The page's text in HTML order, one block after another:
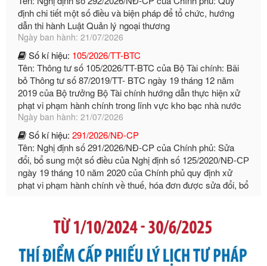
Số kí hiệu:105/2026/TT-BTC
Tên: Thông tư số 105/2026/TT-BTC của Bộ Tài chính: Bãi
bỏ Thông tư số 87/2019/TT- BТC ngày 19 tháng 12 năm
2019 của Bộ trưởng Bộ Tài chính hướng dẫn thực hiện xử
phạt vi phạm hành chính trong lĩnh vực kho bạc nhà nước
Ngày ban hành: 21/07/2026
Số kí hiệu:291/2026/NĐ-CP
Tên: Nghị định số 291/2026/NĐ-CP của Chính phủ: Sửa
đổi, bổ sung một số điều của Nghị định số 125/2020/NĐ-СР
ngày 19 tháng 10 năm 2020 của Chính phủ quy định xử
phạt vi phạm hành chính về thuế, hóa đơn được sửa đổi, bổ
sung bởi Nghị định số 102/2021/NĐ-CP
Ngày ban hành: 20/07/2026
Số kí hiệu:2303/QĐ-UBND
Quy trình nội bộ, quy trình điện tử giải quyết thủ tục hành
chính trong một số lĩnh vực thuộc phạm vi chức năng quản
lý của Sở Văn hóa, Thể tha
Ngày ban hành: 01/06/2026